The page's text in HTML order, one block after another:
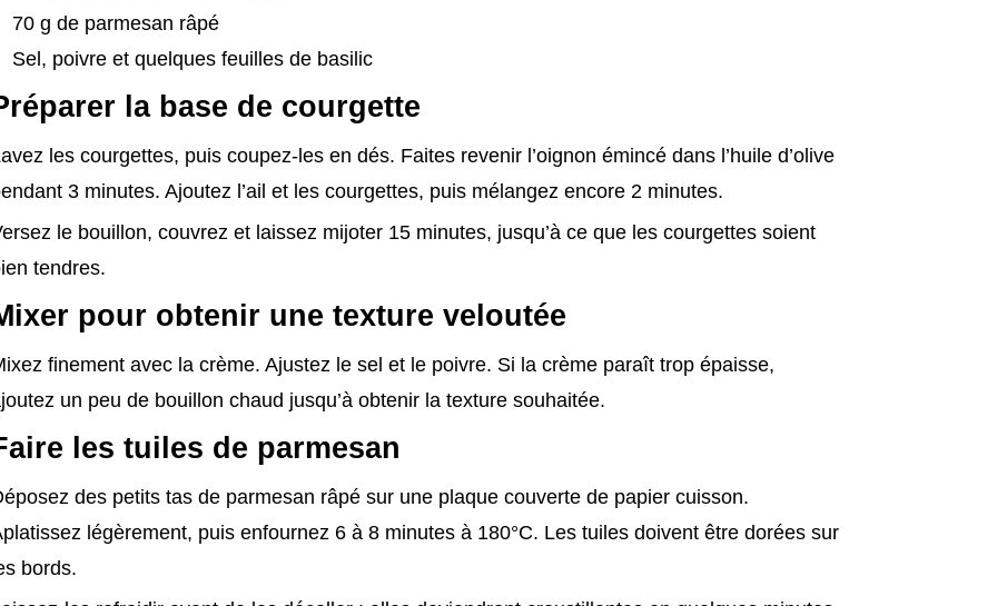
70 g de parmesan râpé
Sel, poivre et quelques feuilles de basilic
la base de courgette
les courgettes, puis coupez-les en dés. Faites revenir l’oignon émincé dans l’huile d’olive
3 minutes. Ajoutez l’ail et les courgettes, puis mélangez encore 2 minutes.
le bouillon, couvrez et laissez mijoter 15 minutes, jusqu’à ce que les courgettes soient
tendres.
pour obtenir une texture veloutée
finement avec la crème. Ajustez le sel et le poivre. Si la crème paraît trop épaisse,
un peu de bouillon chaud jusqu’à obtenir la texture souhaitée.
les tuiles de parmesan
des petits tas de parmesan râpé sur une plaque couverte de papier cuisson.
légèrement, puis enfournez 6 à 8 minutes à 180°C. Les tuiles doivent être dorées sur
bords.